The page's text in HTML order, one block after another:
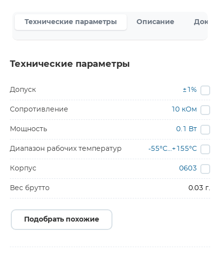
Технические параметры Описание
Технические параметры
Допуск ±1%
Сопротивление 10 кОм
Мощность 0.1 Вт
Диапазон рабочих температур -55°C...+155°C
Корпус 0603
Вес брутто 0.03 г.
Подобрать похожие